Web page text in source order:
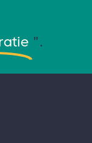
".